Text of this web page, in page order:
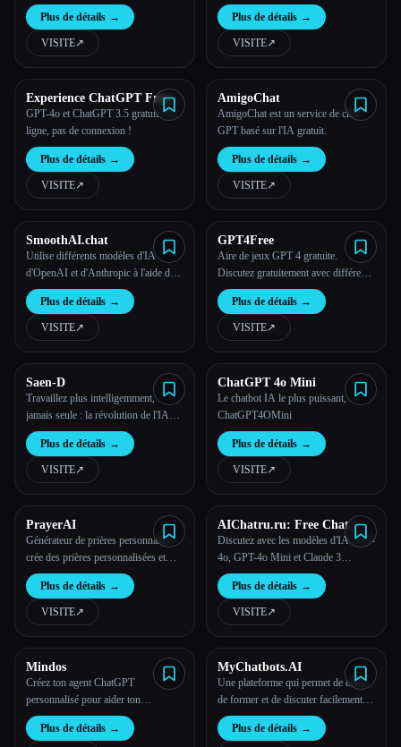
des plans de site. Accédez à des
informations alimentées par le GPS !
Accédez à l'historique des
discussions, gérez facilement les
demandes restantes, sécurité
Plus de détails →
VISITE↗︎
pertinentes, en proposant un texte
concis accompagné de liens directs
vers les sources originales.
Plus de détails →
VISITE↗︎
Experience ChatGPT Free
Online with OpenAI
ChatGPT 4o
GPT-4o et ChatGPT 3.5 gratuits en
ligne, pas de connexion !
Plus de détails →
VISITE↗︎
AmigoChat
AmigoChat est un service de chat
GPT basé sur l'IA gratuit.
Plus de détails →
VISITE↗︎
SmoothAI.chat
Utilise différents modèles d'IA
d'OpenAI et d'Anthropic à l'aide de
leurs clés API
Plus de détails →
VISITE↗︎
GPT4Free
Aire de jeux GPT 4 gratuite.
Discutez gratuitement avec différents
modèles d'IA
Plus de détails →
VISITE↗︎
Saen-D
Travaillez plus intelligemment,
jamais seule : la révolution de l'IA
Saen-D
Plus de détails →
VISITE↗︎
ChatGPT 4o Mini
Le chatbot IA le plus puissant,
ChatGPT4OMini
Plus de détails →
VISITE↗︎
PrayerAI
Générateur de prières personnalisé :
crée des prières personnalisées et
sincères, adaptées à tes besoins.
Plus de détails →
VISITE↗︎
AIChatru.ru: Free Chat
with GPT and Claude AI
Discutez avec les modèles d'IA GPT-
4o, GPT-4o Mini et Claude 3
gratuitement, aucune connexion
requise.
Plus de détails →
VISITE↗︎
Mindos
Créez ton agent ChatGPT
personnalisé pour aider ton
entreprise à se développer
Plus de détails →
MyChatbots.AI
Une plateforme qui permet de créer,
de former et de discuter facilement
avec des chatbots intelligents en
utilisant tes propres données.
Plus de détails →